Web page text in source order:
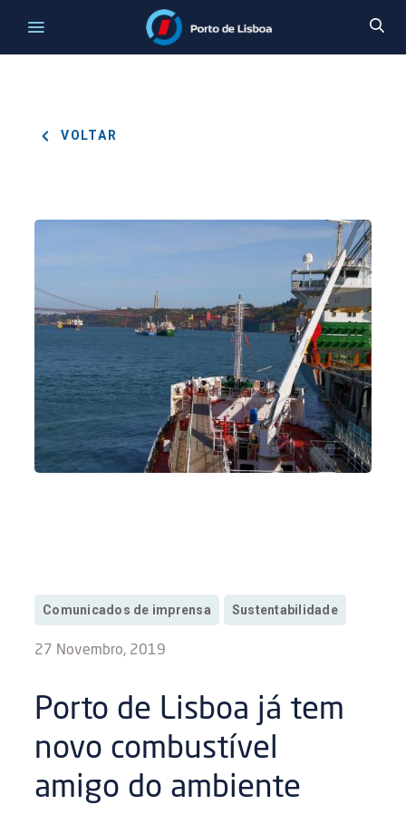
VOLTAR
Comunicados de imprensa Sustentabilidade
27 Novembro, 2019
Porto de Lisboa já tem
novo combustível
amigo do ambiente